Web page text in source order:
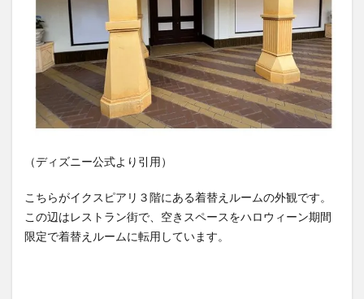
（ディズニー公式より引用）
こちらがイクスピアリ３階にある着替えルームの外観です。
この辺はレストラン街で、空きスペースをハロウィーン期間
限定で着替えルームに転用しています。